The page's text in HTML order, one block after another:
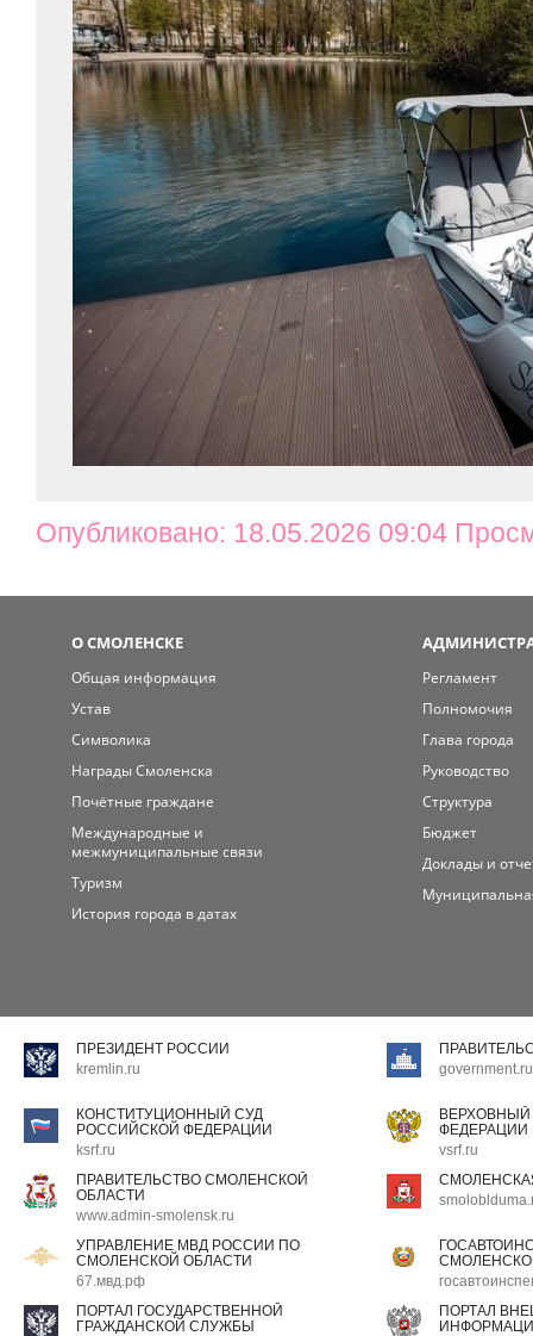
Опубликовано: 18.05.2026 09:04
О СМОЛЕНСКЕ
Общая информация
Устав
Символика
Награды Смоленска
Почётные граждане
Международные и
межмуниципальные связи
Туризм
История города в датах
Регламент
Полномочия
Глава города
Руководство
Структура
Бюджет
Доклады и
ПРЕЗИДЕНТ РОССИИ
kremlin.ru
government.ru
КОНСТИТУЦИОННЫЙ СУД
РОССИЙСКОЙ ФЕДЕРАЦИИ
ksrf.ru
ФЕДЕРАЦИИ
vsrf.ru
ПРАВИТЕЛЬСТВО СМОЛЕНСКОЙ
ОБЛАСТИ
www.admin-smolensk.ru
УПРАВЛЕНИЕ МВД РОССИИ ПО
СМОЛЕНСКОЙ ОБЛАСТИ
67.мвд.рф
ПОРТАЛ ГОСУДАРСТВЕННОЙ
ГРАЖДАНСКОЙ СЛУЖБЫ
ПОРТАЛ